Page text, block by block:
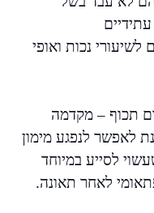
נכות ואופי
תכוף – מקדמה
לאפשר לנפגע מימון
לסייע במיוחד
לאחר תאונה.